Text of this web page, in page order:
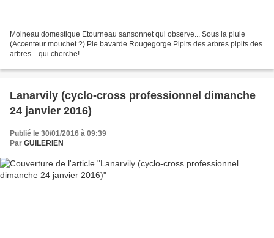
Moineau domestique Etourneau sansonnet qui observe... Sous la pluie
(Accenteur mouchet ?) Pie bavarde Rougegorge Pipits des arbres pipits des
arbres... qui cherche!
Lanarvily (cyclo-cross professionnel dimanche
24 janvier 2016)
Publié le 30/01/2016 à 09:39
Par GUILERIEN